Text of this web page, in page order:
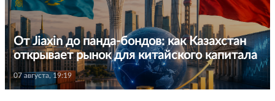
От Jiaxin до панда-бондов: как Казахстан
открывает рынок для китайского капитала
07 августа, 19:19